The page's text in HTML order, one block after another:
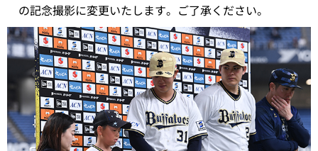
の記念撮影に変更いたします。ご了承ください。